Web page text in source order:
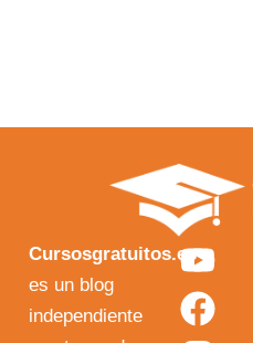
Cursosgratuitos.es
es un blog
independiente
Y
o
u
F
a
c
I
n
s
X
-
t